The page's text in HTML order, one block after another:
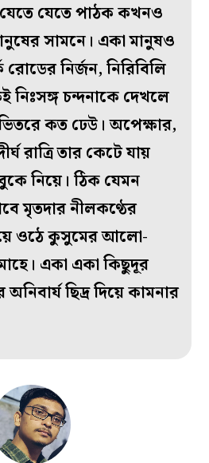
যেতে পাঠক কখনও
সামনে। একা মানুষও
নির্জন, নিরিবিলি
নিঃসঙ্গ চন্দনাকে দেখলে
কত ঢেউ। অপেক্ষার,
রাত্রি তার কেটে যায়
নিয়ে। ঠিক যেমন
মৃতদার নীলকণ্ঠের
ওঠে কুসুমের আলো-
একা একা কিছুদূর
অনিবার্য ছিদ্র দিয়ে কামনার